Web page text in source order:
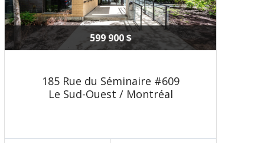
599 900 $
185 Rue du Séminaire #609
Le Sud-Ouest / Montréal